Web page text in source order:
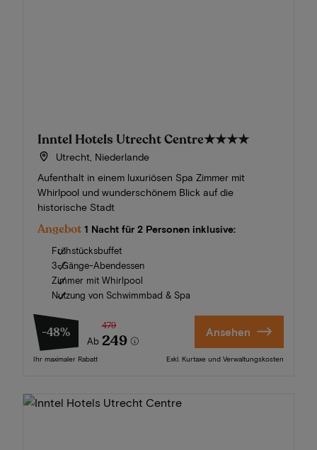
Inntel Hotels Utrecht Centre★★★★
Utrecht, Niederlande
Aufenthalt in einem luxuriösen Spa Zimmer mit
Whirlpool und wunderschönem Blick auf die
historische Stadt
Angebot 1 Nacht für 2 Personen inklusive:
Frühstücksbuffet
3-Gänge-Abendessen
Zimmer mit Whirlpool
Nutzung von Schwimmbad & Spa
-48%
Ab
479
249
Ihr maximaler Rabatt
Ansehen
Exkl. Kurtaxe und Verwaltungskosten